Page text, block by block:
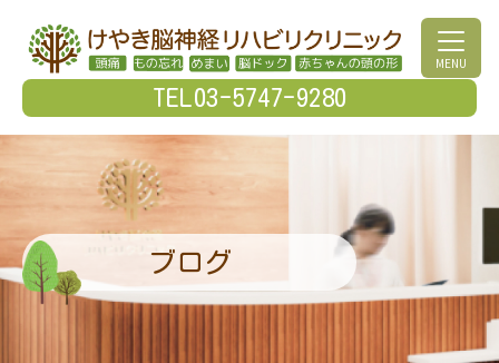
TEL03-5747-9280
MENU
ブログ